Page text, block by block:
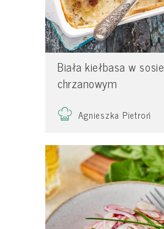
Biała kiełbasa w sosie
chrzanowym
Agnieszka Pietroń